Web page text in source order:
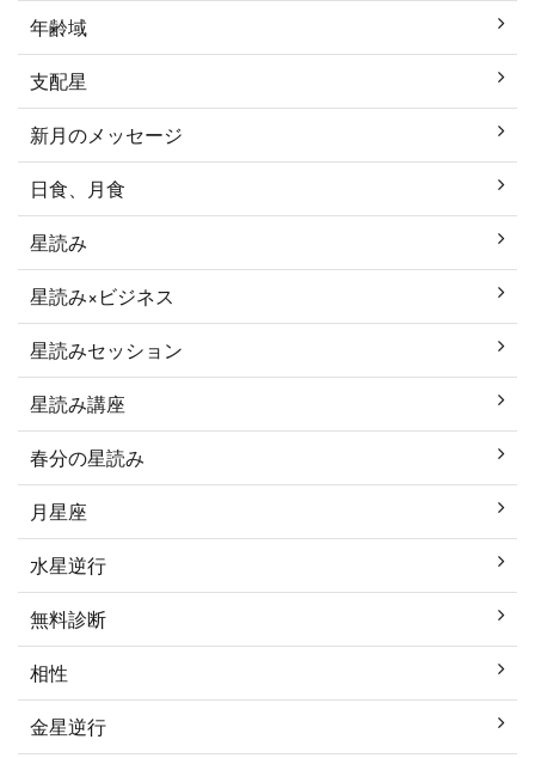
年齢域
支配星
新月のメッセージ
日食、月食
星読み
星読み×ビジネス
星読みセッション
星読み講座
春分の星読み
月星座
水星逆行
無料診断
相性
金星逆行